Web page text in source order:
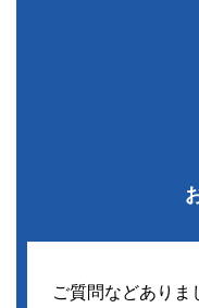
ご質問などありま